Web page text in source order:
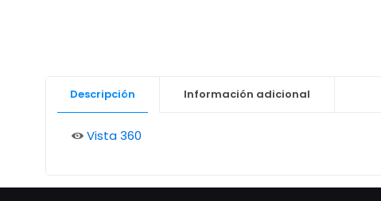
Descripción Información adicional
Vista 360